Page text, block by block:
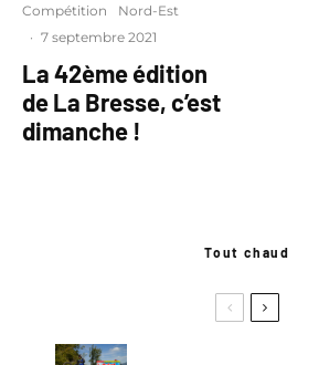
Compétition
Nord-Est
· 7 septembre 2021
La 42ème édition
de La Bresse, c’est
dimanche !
Tout chaud